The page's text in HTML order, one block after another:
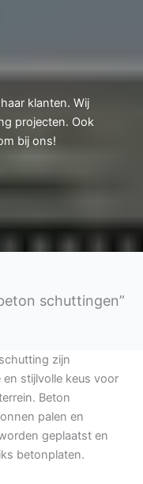
klanten. Wij
projecten. Ook
bij ons!
schuttingen”
zijn
stijlvolle keus voor
Beton
palen en
geplaatst en
betonplaten.